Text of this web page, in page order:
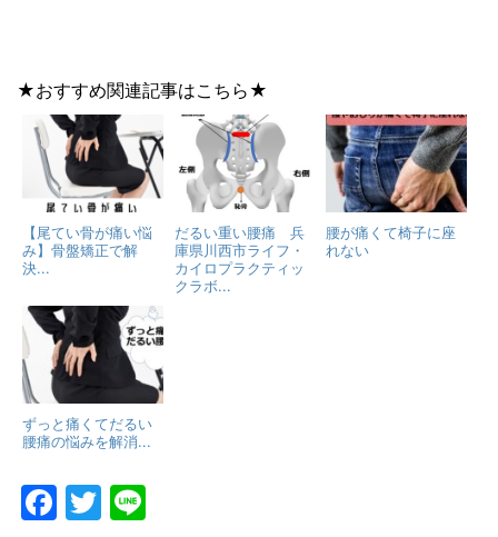
★おすすめ関連記事はこちら★
【尾てい骨が痛い悩
み】骨盤矯正で解
決...
だるい重い腰痛 兵
庫県川西市ライフ・
カイロプラクティッ
クラボ...
腰が痛くて椅子に座
れない
ずっと痛くてだるい
腰痛の悩みを解消...
F
T